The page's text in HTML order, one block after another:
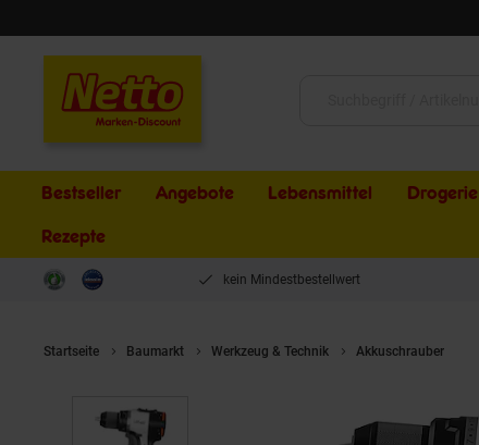
Bestseller Angebote Lebensmittel Drogerie
Rezepte
kein Mindestbestellwert
Startseite Baumarkt Werkzeug & Technik Akkuschrauber